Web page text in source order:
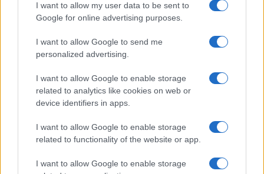
I want to allow my user data to be sent to
Google for online advertising purposes.
I want to allow Google to send me
personalized advertising.
I want to allow Google to enable storage
related to analytics like cookies on web or
device identifiers in apps.
I want to allow Google to enable storage
related to functionality of the website or app.
I want to allow Google to enable storage